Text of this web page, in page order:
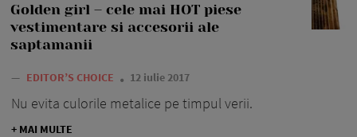
Golden girl – cele mai HOT piese
vestimentare si accesorii ale
saptamanii
— EDITOR’S CHOICE 12 iulie 2017
Nu evita culorile metalice pe timpul verii.
+ MAI MULTE